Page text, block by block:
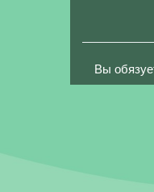
Вы